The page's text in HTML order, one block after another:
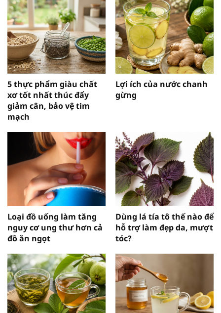
5 thực phẩm giàu chất
xơ tốt nhất thúc đẩy
giảm cân, bảo vệ tim
mạch
Lợi ích của nước chanh
gừng
Loại đồ uống làm tăng
nguy cơ ung thư hơn cả
đồ ăn ngọt
Dùng lá tía tô thế nào để
hỗ trợ làm đẹp da, mượt
tóc?